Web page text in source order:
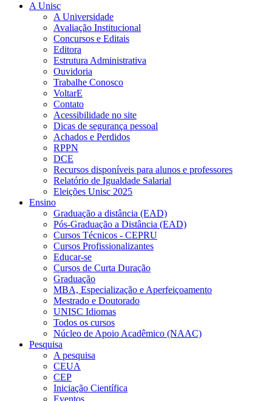
A Unisc
A Universidade
Avaliação Institucional
Concursos e Editais
Editora
Estrutura Administrativa
Ouvidoria
Trabalhe Conosco
VoltarE
Contato
Acessibilidade no site
Dicas de segurança pessoal
Achados e Perdidos
RPPN
DCE
Recursos disponíveis para alunos e professores
Relatório de Igualdade Salarial
Eleições Unisc 2025
Ensino
Graduação a distância (EAD)
Pós-Graduação a Distância (EAD)
Cursos Técnicos - CEPRU
Cursos Profissionalizantes
Educar-se
Cursos de Curta Duração
Graduação
MBA, Especialização e Aperfeiçoamento
Mestrado e Doutorado
UNISC Idiomas
Todos os cursos
Núcleo de Apoio Acadêmico (NAAC)
Pesquisa
A pesquisa
CEUA
CEP
Iniciação Científica